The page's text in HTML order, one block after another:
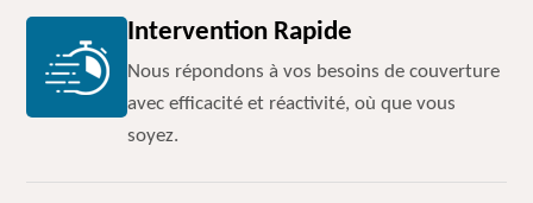
Intervention Rapide
Nous répondons à vos besoins de couverture
avec efficacité et réactivité, où que vous
soyez.